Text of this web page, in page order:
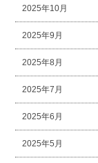
2025年10月
2025年9月
2025年8月
2025年7月
2025年6月
2025年5月